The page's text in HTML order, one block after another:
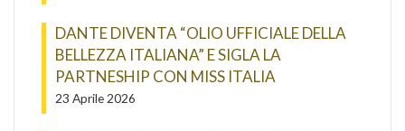
DANTE DIVENTA “OLIO UFFICIALE DELLA
BELLEZZA ITALIANA” E SIGLA LA
PARTNESHIP CON MISS ITALIA
23 Aprile 2026